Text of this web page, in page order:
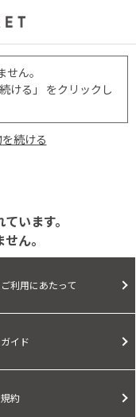
ん。
ける」 をクリックし
続ける
います。
ん。
利用にあたって
イド
約